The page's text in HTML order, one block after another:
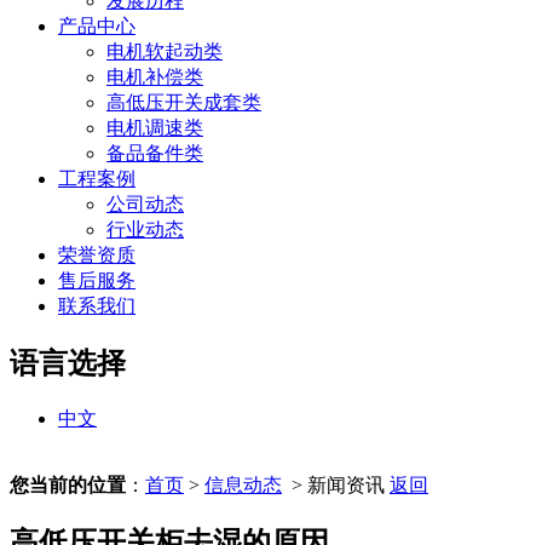
产品中心
电机软起动类
电机补偿类
高低压开关成套类
电机调速类
备品备件类
工程案例
公司动态
行业动态
荣誉资质
售后服务
联系我们
语言选择
中文
您当前的位置 ： 首页 > 信息动态 > 新闻资讯 返回